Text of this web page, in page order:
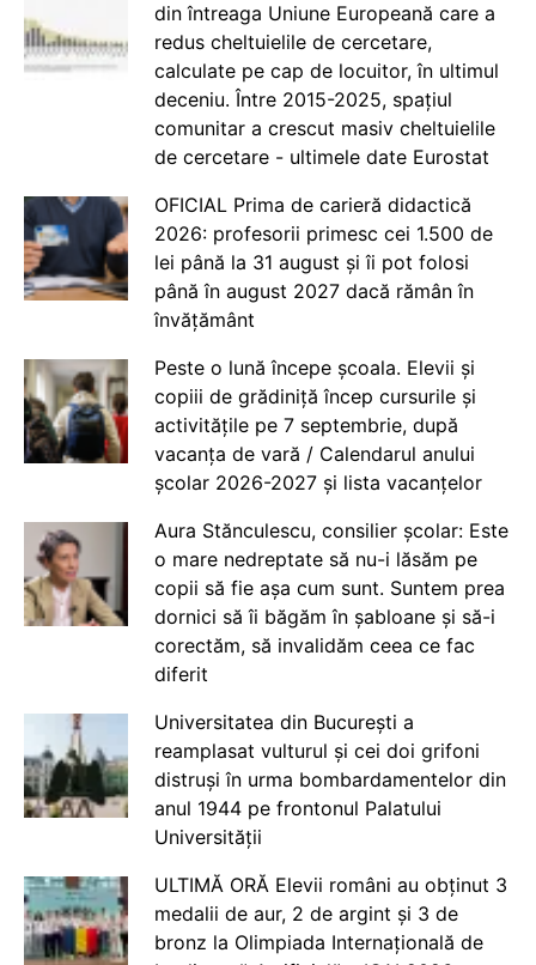
din întreaga Uniune Europeană care a
redus cheltuielile de cercetare,
calculate pe cap de locuitor, în ultimul
deceniu. Între 2015-2025, spațiul
comunitar a crescut masiv cheltuielile
de cercetare - ultimele date Eurostat
OFICIAL Prima de carieră didactică
2026: profesorii primesc cei 1.500 de
lei până la 31 august și îi pot folosi
până în august 2027 dacă rămân în
învățământ
Peste o lună începe școala. Elevii și
copiii de grădiniță încep cursurile și
activitățile pe 7 septembrie, după
vacanța de vară / Calendarul anului
școlar 2026-2027 și lista vacanțelor
Aura Stănculescu, consilier școlar: Este
o mare nedreptate să nu-i lăsăm pe
copii să fie așa cum sunt. Suntem prea
dornici să îi băgăm în șabloane și să-i
corectăm, să invalidăm ceea ce fac
diferit
Universitatea din București a
reamplasat vulturul și cei doi grifoni
distruși în urma bombardamentelor din
anul 1944 pe frontonul Palatului
Universității
ULTIMĂ ORĂ Elevii români au obținut 3
medalii de aur, 2 de argint și 3 de
bronz la Olimpiada Internațională de